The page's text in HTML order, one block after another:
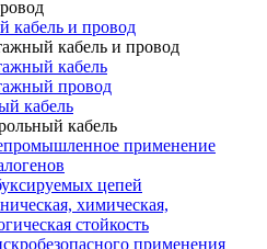
кабель и провод
кабель и провод
кабель
провод
кабель
кабель
применение
цепей
химическая,
стойкость
применения